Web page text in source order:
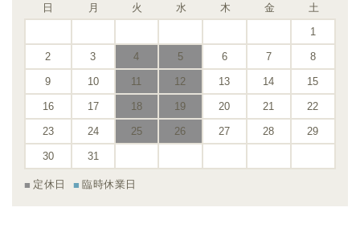
日
月 火 水 木 金
土
1
2 3 4 5 6 7 8
9 10 11 12 13 14 15
16 17 18 19 20 21 22
23 24 25 26 27 28 29
30 31
定休日 臨時休業日